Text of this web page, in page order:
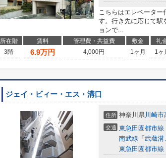
こちらはエレベーター
す。行き先に応じて駅
ョンで...
所在階 賃料 管理費・共益費 敷金 礼
3階
6.9万円 4,000円 1ヶ月 1ヶ
ジェイ・ビィー・エス・溝口
住所 神奈川県川崎市
交通 東急田園都市線
南武線 「 武蔵溝
東急田園都市線